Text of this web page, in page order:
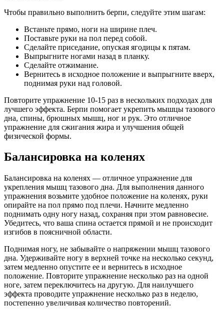
Чтобы правильно выполнить берпи, следуйте этим шагам:
Встаньте прямо, ноги на ширине плеч.
Поставьте руки на пол перед собой.
Сделайте приседание, опуская ягодицы к пятам.
Выпрыгните ногами назад в планку.
Сделайте отжимание.
Вернитесь в исходное положение и выпрыгните вверх,
поднимая руки над головой.
Повторите упражнение 10-15 раз в нескольких подходах для
лучшего эффекта. Берпи помогает укрепить мышцы тазового
дна, спины, брюшных мышц, ног и рук. Это отличное
упражнение для сжигания жира и улучшения общей
физической формы.
Балансировка на коленях
Балансировка на коленях — отличное упражнение для
укрепления мышц тазового дна. Для выполнения данного
упражнения возьмите удобное положение на коленях, руки
опирайте на пол прямо под плечи. Начните медленно
поднимать одну ногу назад, сохраняя при этом равновесие.
Убедитесь, что ваша спина остается прямой и не происходит
изгибов в поясничной области.
Поднимая ногу, не забывайте о напряжении мышц тазового
дна. Удерживайте ногу в верхней точке на несколько секунд,
затем медленно опустите ее и вернитесь в исходное
положение. Повторите упражнение несколько раз на одной
ноге, затем переключитесь на другую. Для наилучшего
эффекта проводите упражнение несколько раз в неделю,
постепенно увеличивая количество повторений.